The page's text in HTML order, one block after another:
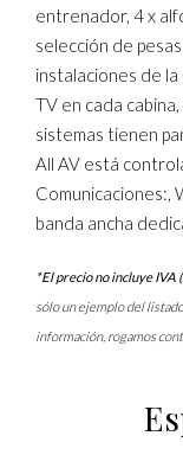
entrenador, 4 x
selección de
instalaciones de la
TV en cada
sistemas tienen
All AV está
Comunicaciones:,
banda ancha
*El precio no incluye IVA
sólo un ejemplo del
información, rogamos